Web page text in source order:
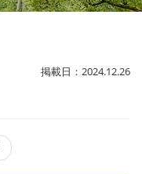
掲載日：2024.12.26